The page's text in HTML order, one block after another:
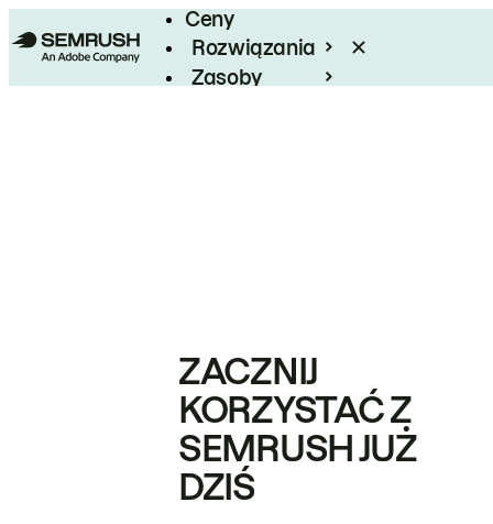
Ceny
Rozwiązania
Zasoby
ZACZNIJ
KORZYSTAĆ Z
SEMRUSH JUŻ
DZIŚ